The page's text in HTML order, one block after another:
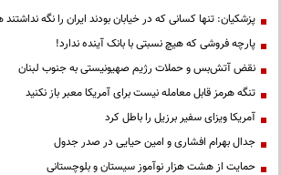
پزشکیان: تنها کسانی که در خیابان بودند ایران را نگه
پارچه فروشی که هیچ نسبتی با بانک آینده ندارد!
نقض آتش‌بس و حملات رژیم صهیونیستی به جنوب لبنان
تنگه هرمز قابل معامله نیست برای آمریکا معبر باز نکنید
آمریکا ویزای سفیر برزیل را باطل کرد
جدال بهرام افشاری و امین حیایی در صدر جدول
حمایت از هشت هزار نوآموز سیستان و بلوچستانی